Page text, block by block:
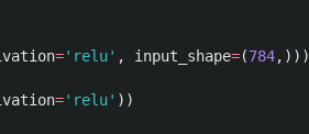
=' relu' , input_shape=(784,)))
=' relu' ))